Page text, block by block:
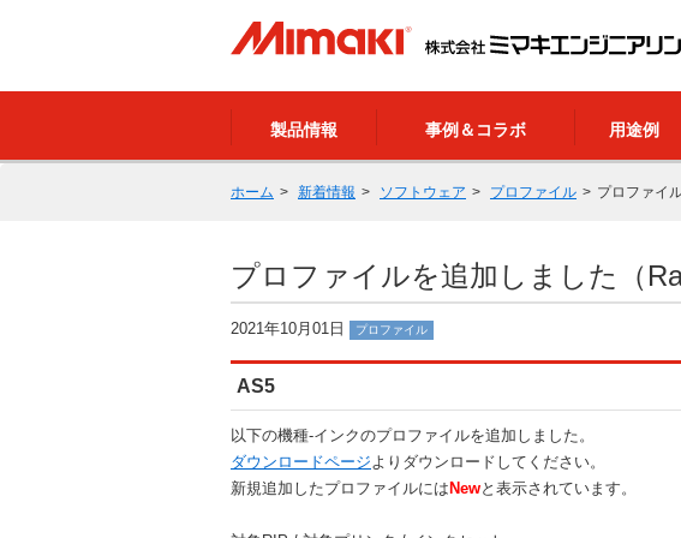
製品情報 事例＆コラボ 用途例
ホーム 新着情報 ソフトウェア プロファイル プロファイ
プロファイルを追加しました（
2021年10月01日 プロファイル
AS5
以下の機種-インクのプロファイルを追加しました。
ダウンロードページよりダウンロードしてください。
新規追加したプロファイルには Newと表示されています。